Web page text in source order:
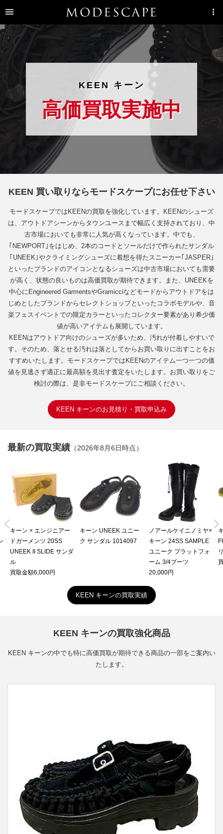
KEEN キーン
高価買取実施中
KEEN 買い取りならモードスケープにお任せ下さい
モードスケープではKEENの買取を強化しています。KEENのシューズ
は、アウトドアシーンからタウンユースまで幅広く支持されており、中
古市場においても非常に人気が高くなっています。中でも、
｢NEWPORT｣をはじめ、2本のコードとソールだけで作られたサンダル
｢UNEEK｣やクライミングシューズに着想を得たスニーカー｢JASPER｣
といったブランドのアイコンとなるシューズは中古市場においても需要
が高く、状態の良いものは高価買取が期待できます。また、UNEEKを
中心にEngineered GarmentsやGramicciなどモードからアウトドアをは
じめとしたブランドからセレクトショップといったコラボモデルや、音
楽フェスイベントでの限定カラーといったコレクター要素があり希少価
値が高いアイテムも展開しています。
KEENはアウトドア向けのシューズが多いため、汚れが付着しやすいで
す。そのため、落とせる汚れは落としてからお買い取りに出すことをお
すすめいたします。モードスケープではKEENのアイテム一つ一つの価
値を見逃さず適正に最高額を見出す査定をいたします。お買い取りをご
検討の際は、是非モードスケープにご相談ください。
KEEN キーンのお見積り・買取申込み
最新の買取実績 （2026年8月6日時点）
キーン × エンジニアー
ドガーメンツ 20SS
UNEEK II SLIDE サンダ
ル
買取金額6,000円
キーン UNEEK ユニー
ク サンダル 1014097
ノアールケイニノミヤ×
キーン 24SS SAMPLE
ユニーク プラットフォ
ーム 3/4ブーツ
20,000円
 
KEEN キーンの買取実績
KEEN キーンの買取強化商品
KEEN キーンの中でも特に高価買取が期待できる商品の一部をご案内い
たします。